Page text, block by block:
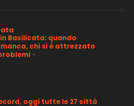
Basilicata: quando
chi si è attrezzato
-
oggi tutte le 27 città